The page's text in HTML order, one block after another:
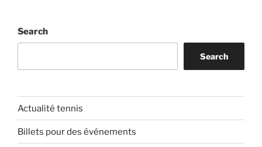
Search
Search
Actualité tennis
Billets pour des événements